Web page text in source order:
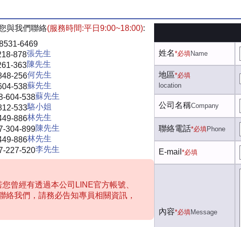
與我們聯絡(服務時間:平日9:00~18:00):
6469
878張先生
363陳先生
256何先生
538蘇先生
604-538蘇先生
533駱小姐
886林先生
304-899陳先生
886林先生
227-520李先生
曾經有透過本公司LINE官方帳號、
絡我們，請務必告知專員相關資訊，
姓名*必填Name
地區*必填
location
公司名稱Company
聯絡電話*必填Phone
E-mail *必填
內容*必填Message